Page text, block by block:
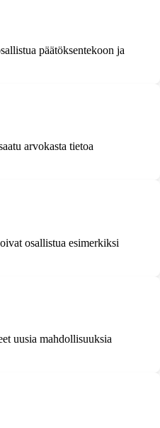
päätöksentekoon ja
arvokasta tietoa
osallistua esimerkiksi
uusia mahdollisuuksia